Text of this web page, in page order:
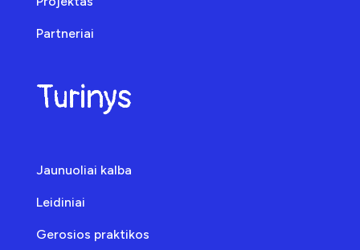
Partneriai
Turinys
Jaunuoliai kalba
Leidiniai
Gerosios praktikos